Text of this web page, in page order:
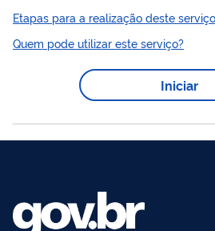
procedimentos previstos no Decreto nº
outubro de 2021, e Portaria SECEX n°
2022. A investigação original de subsídios consiste na
apuração da existência da “(I)
por parte dos Governos dos países
entre esses dois...
Etapas para a realização deste serviço
Quem pode utilizar este serviço?
Iniciar